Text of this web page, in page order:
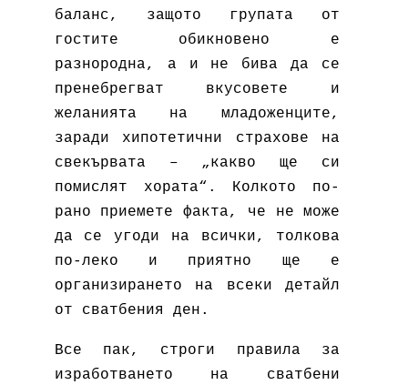
баланс, защото групата от
гостите обикновено е
разнородна, а и не бива да се
пренебрегват вкусовете и
желанията на младоженците,
заради хипотетични страхове на
свекървата – „какво ще си
помислят хората“. Колкото по-
рано приемете факта, че не може
да се угоди на всички, толкова
по-леко и приятно ще е
организирането на всеки детайл
от сватбения ден.
Все пак, строги правила за
изработването на сватбени